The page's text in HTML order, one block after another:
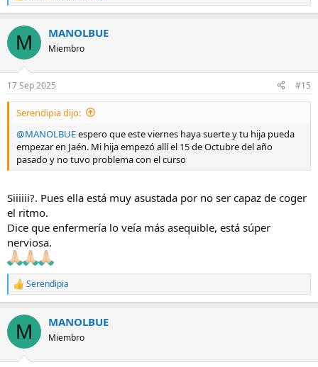
e
c
i
e
s
M MANOLBUE
Miembro
17 Sep 2025 #15
Serendipia dijo:
@MANOLBUEespero que este viernes haya suerte y tu hija pueda
empezar en Jaén. Mi hija empezó allí el 15 de Octubre del año
pasado y no tuvo problema con el curso
Siiiiii?. Pues ella está muy asustada por no ser capaz de coger
el ritmo.
Dice que enfermería lo veía más asequible, está súper
nerviosa.
R
e
c
i
Serendipia
M MANOLBUE
Miembro